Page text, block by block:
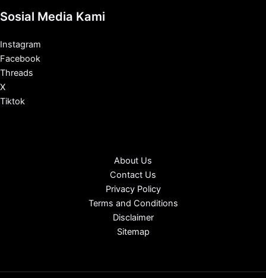
Sosial Media Kami
Instagram
Facebook
Threads
X
Tiktok
About Us
Contact Us
Privacy Policy
Terms and Conditions
Disclaimer
Sitemap